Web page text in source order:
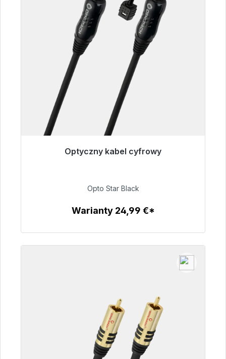
Optyczny kabel cyfrowy
Gotowy do natychmiastowej wysyłki, czas
93,00 €
Opto Star Black
Warianty 24,99 €*